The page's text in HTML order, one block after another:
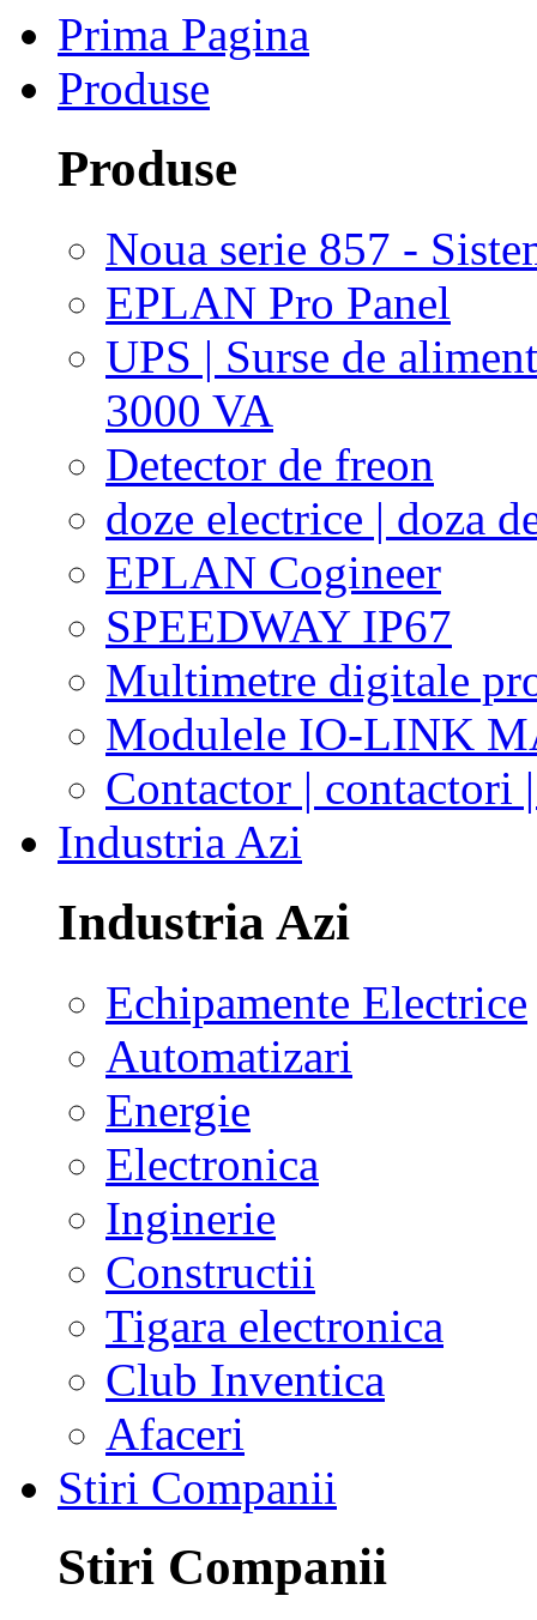
Prima Pagina
Produse
Produse
Noua serie 857 -
EPLAN Pro Panel
UPS | Surse de
3000 VA
Detector de freon
doze electrice | doza
EPLAN Cogineer
SPEEDWAY IP67
Multimetre digitale
Modulele IO-LINK
Contactor | contactori
Industria Azi
Industria Azi
Echipamente Electrice
Automatizari
Energie
Electronica
Inginerie
Constructii
Tigara electronica
Club Inventica
Afaceri
Stiri Companii
Stiri Companii